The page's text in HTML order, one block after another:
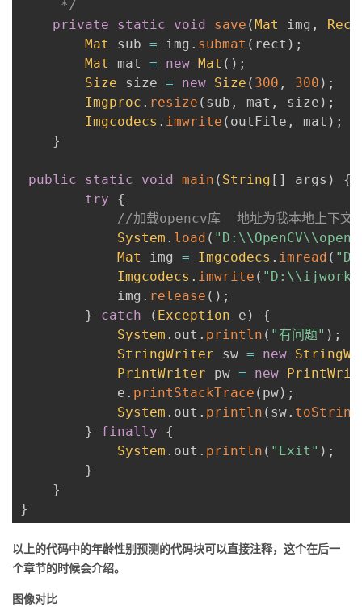
     */
private
static void save (Mat img , Rect
Mat
sub = img . submat ( rect ) ;
Mat
mat = new Mat ( ) ;
Size size = new Size ( 300 , 300 ) ;
Imgproc . resize ( sub , mat , size ) ;
Imgcodecs . imwrite ( outFile , mat ) ;
}
public static void main ( String [ ] args )
{
try
{
//加载opencv库  地址为我本地上下文
System . load (
Mat
img = Imgcodecs . imread (
Imgcodecs . imwrite (
            img
. release ( ) ;
}
catch ( Exception e )
{
System . out . println ( "有问题" ) ;
StringWriter sw = new
PrintWriter pw = new
            e
. printStackTrace ( pw) ;
System . out . println ( sw. toString
}
finally
{
System . out . println ( "Exit" ) ;
}
}
}
以上的代码中的年龄性别预测的代码块可以直接注释，这个在后一
个章节的时候会介绍。
图像对比